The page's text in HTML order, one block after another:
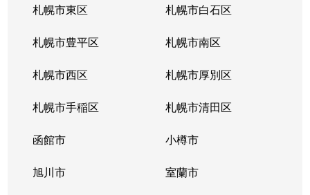
札幌市東区 札幌市白石区
札幌市豊平区 札幌市南区
札幌市西区 札幌市厚別区
札幌市手稲区 札幌市清田区
函館市 小樽市
旭川市 室蘭市